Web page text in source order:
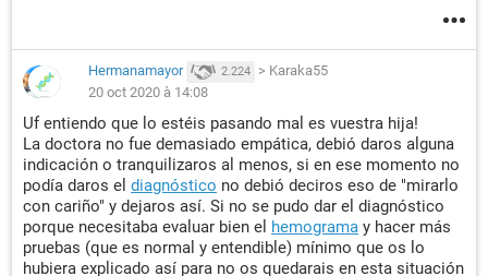
Hermanamayor 2.224 > Karaka55
20 oct 2020 à 14:08
Uf entiendo que lo estéis pasando mal es vuestra hija!
La doctora no fue demasiado empática, debió daros alguna
indicación o tranquilizaros al menos, si en ese momento no
podía daros el diagnóstico no debió deciros eso de "mirarlo
con cariño" y dejaros así. Si no se pudo dar el diagnóstico
porque necesitaba evaluar bien el hemograma y hacer más
pruebas (que es normal y entendible) mínimo que os lo
hubiera explicado así para no os quedarais en esta situación